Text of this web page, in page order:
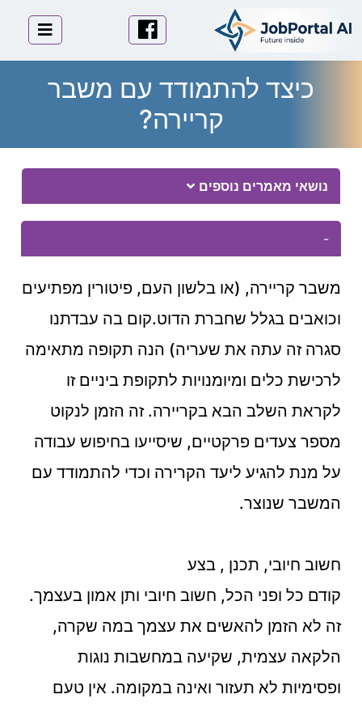
כיצד להתמודד עם משבר
קריירה?
Essay Body
נושאי מאמרים נוספים
-
משבר קריירה, (או בלשון העם, פיטורין מפתיעים
וכואבים בגלל שחברת הדוט.קום בה עבדתנו
סגרה זה עתה את שעריה) הנה תקופה מתאימה
לרכישת כלים ומיומנויות לתקופת ביניים זו
לקראת השלב הבא בקריירה. זה הזמן לנקוט
מספר צעדים פרקטיים, שיסייעו בחיפוש עבודה
על מנת להגיע ליעד הקרירה וכדי להתמודד עם
המשבר שנוצר.
חשוב חיובי, תכנן , בצע
קודם כל ופני הכל, חשוב חיובי ותן אמון בעצמך.
זה לא הזמן להאשים את עצמך במה שקרה,
הלקאה עצמית, שקיעה במחשבות נוגות
ופסימיות לא תעזור ואינה במקומה. אין טעם